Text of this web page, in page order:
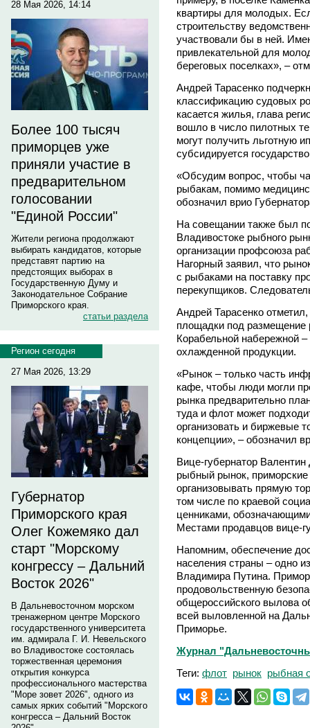
28 Мая 2026, 14:14
Более 100 тысяч
приморцев уже
приняли участие в
предварительном
голосовании
"Единой России"
Жители региона продолжают
выбирать кандидатов, которые
представят партию на
предстоящих выборах в
Государственную Думу и
Законодательное Собрание
Приморского края.
статьи раздела
Регион сегодня
27 Мая 2026, 13:29
Губернатор
Приморского края
Олег Кожемяко дал
старт "Морскому
конгрессу – Дальний
Восток 2026"
В Дальневосточном морском
тренажерном центре Морского
государственного университета
им. адмирала Г. И. Невельского
во Владивостоке состоялась
торжественная церемония
открытия конкурса
профессионального мастерства
"Море зовет 2026", одного из
самых ярких событий "Морского
конгресса – Дальний Восток
квартиры для молодых.
строительству
участвовали бы в ней.
привлекательной для
береговых поселках», –
Андрей Тарасенко
классификацию судовых
касается жилья, глава
вошло в число пилотных
могут получить льготную
субсидируется
«Обсудим вопрос, чтобы
рыбакам, помимо
обозначил врио
На совещании также был
Владивостоке рыбного
организации профсоюза
Нагорный заявил, что
с рыбаками на поставку
перекупщиков.
Андрей Тарасенко
площадки под размещение
Корабельной набережной
охлажденной продукции.
«Рынок – только часть
кафе, чтобы люди могли
рынка предварительно
туда и флот может
организовать и биржевые
концепции», – обозначил
Вице-губернатор
рыбный рынок, приморские
организовывать прямую
том числе по краевой
ценниками,
Местами продавцов вице-
Напомним, обеспечение
населения страны – одно
Владимира Путина.
продовольственную
общероссийского вылова
всей выловленной на
Приморье.
Журнал
Теги: флот рынок рыбная